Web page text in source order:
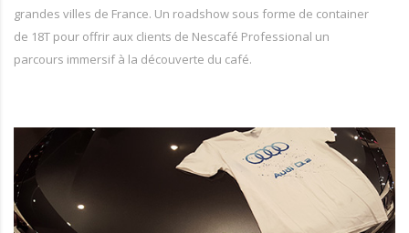
grandes villes de France. Un roadshow sous forme de container
de 18T pour offrir aux clients de Nescafé Professional un
parcours immersif à la découverte du café.